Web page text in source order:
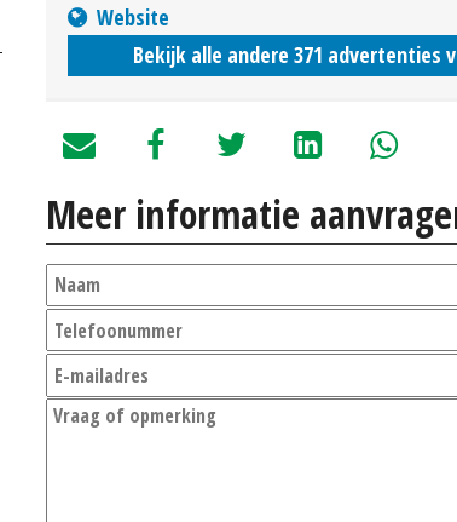
Website
Bekijk alle andere 371 advertenties
Meer informatie